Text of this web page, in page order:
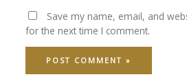
Save my name, email, and
for the next time I comment.